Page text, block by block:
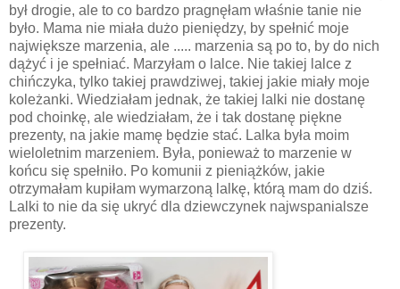
był drogie, ale to co bardzo pragnęłam właśnie tanie nie
było. Mama nie miała dużo pieniędzy, by spełnić moje
największe marzenia, ale ..... marzenia są po to, by do nich
dążyć i je spełniać. Marzyłam o lalce. Nie takiej lalce z
chińczyka, tylko takiej prawdziwej, takiej jakie miały moje
koleżanki. Wiedziałam jednak, że takiej lalki nie dostanę
pod choinkę, ale wiedziałam, że i tak dostanę piękne
prezenty, na jakie mamę będzie stać. Lalka była moim
wieloletnim marzeniem. Była, ponieważ to marzenie w
końcu się spełniło. Po komunii z pieniążków, jakie
otrzymałam kupiłam wymarzoną lalkę, którą mam do dziś.
Lalki to nie da się ukryć dla dziewczynek najwspanialsze
prezenty.